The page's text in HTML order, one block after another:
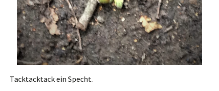
Tacktacktack ein Specht.